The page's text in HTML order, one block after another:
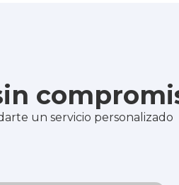
un servicio personalizado